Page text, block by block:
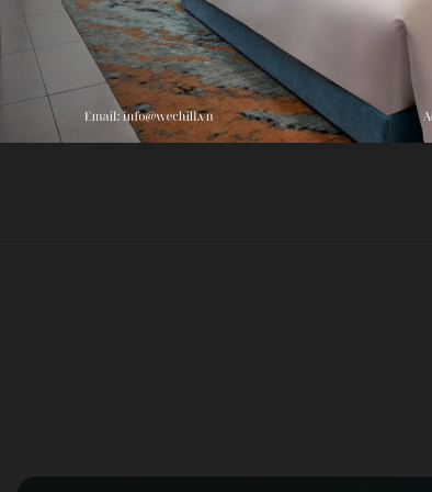
Indochine Grand(2N1D)”
3 trên 5 sao 4 trên 5 sao 5 trên 5 sao